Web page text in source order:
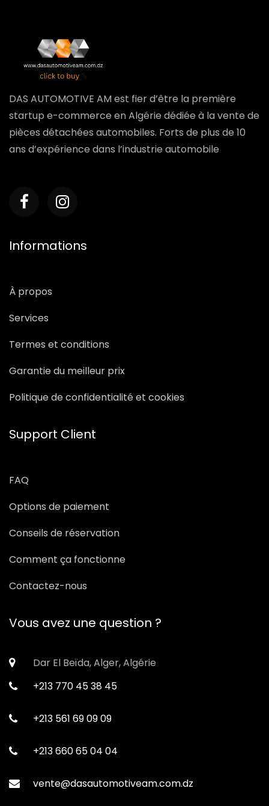
DAS AUTOMOTIVE AM est fier d’être la première
startup e-commerce en Algérie dédiée à la vente de
pièces détachées automobiles. Forts de plus de 10
ans d’expérience dans l’industrie automobile
Informations
À propos
Services
Termes et conditions
Garantie du meilleur prix
Politique de confidentialité et cookies
Support Client
FAQ
Options de paiement
Conseils de réservation
Comment ça fonctionne
Contactez-nous
Vous avez une question ?
Dar El Beïda, Alger, Algérie
+213 770 45 38 45
+213 561 69 09 09
+213 660 65 04 04
vente@dasautomotiveam.com.dz